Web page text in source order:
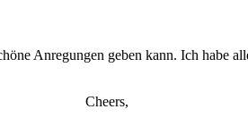
Anregungen geben kann. Ich habe
Cheers,